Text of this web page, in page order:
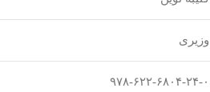
وزیری
۹۷۸-۶۲۲-۶۸۰۴-۲۴-۰